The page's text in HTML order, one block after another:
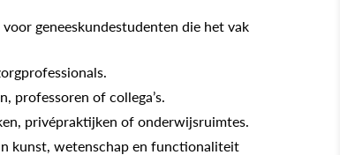
geneeskundestudenten die het vak
professoren of collega’s.
privépraktijken of onderwijsruimtes.
kunst, wetenschap en functionaliteit